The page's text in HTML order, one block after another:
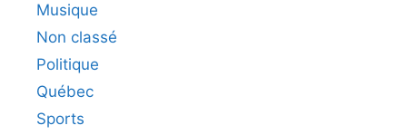
Musique
Non classé
Politique
Québec
Sports